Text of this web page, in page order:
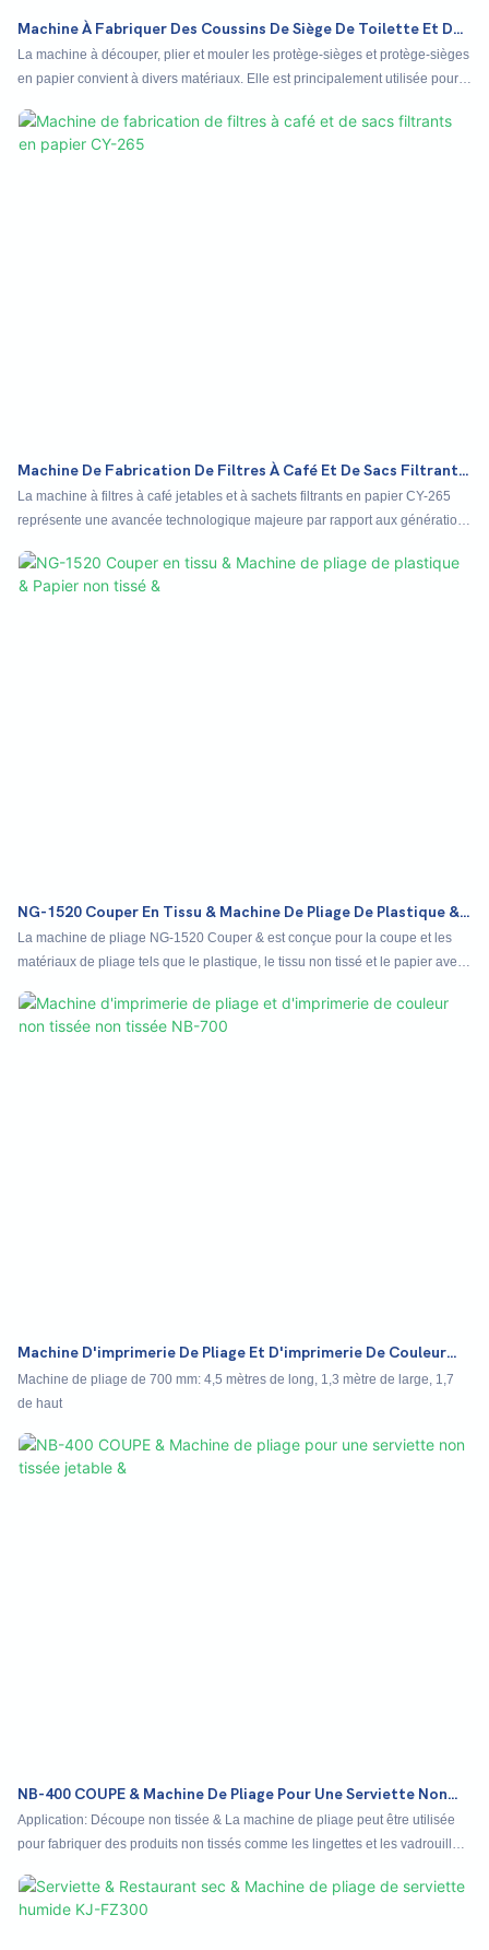
Machine À Fabriquer Des Coussins De Siège De Toilette Et Des
Coussins De Toilettes Jetables En Papier NB-JV380
La machine à découper, plier et mouler les protège-sièges et protège-sièges
en papier convient à divers matériaux. Elle est principalement utilisée pour
feuilles de beauté en PE, de draps chirurgicaux et autres produits, et permet
de personnaliser différentes formes de perforations.
Machine De Fabrication De Filtres À Café Et De Sacs Filtrants
En Papier CY-265
La machine à filtres à café jetables et à sachets filtrants en papier CY-265
représente une avancée technologique majeure par rapport aux générations
recyclage des déchets qui sépare parfaitement les produits finis des chutes.
Cette innovation permet un comptage, un empilage et une gestion des
NG-1520 Couper En Tissu & Machine De Pliage De Plastique &
Papier Non Tissé &
La machine de pliage NG-1520 Couper & est conçue pour la coupe et les
matériaux de pliage tels que le plastique, le tissu non tissé et le papier avec
cherchent à rationaliser leur processus de production et à créer des nappes
professionnelles
Machine D'imprimerie De Pliage Et D'imprimerie De Couleur
Non Tissée Non Tissée NB-700
Machine de pliage de 700 mm: 4,5 mètres de long, 1,3 mètre de large, 1,7
de haut
NB-400 COUPE & Machine De Pliage Pour Une Serviette Non
Tissée Jetable &
Application: Découpe non tissée & La machine de pliage peut être utilisée
pour fabriquer des produits non tissés comme les lingettes et les vadrouilles
cheveux non tissés et la serviette à pied, etc.